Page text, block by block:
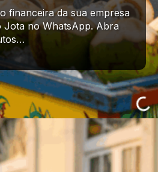
financeira da sua empresa
Jota no WhatsApp. Abra